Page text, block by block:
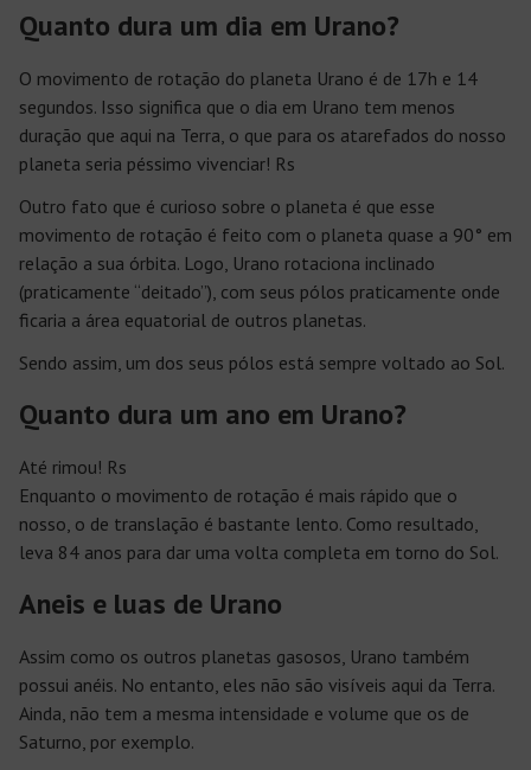
Quanto dura um dia em Urano?
O movimento de rotação do planeta Urano é de 17h e 14
segundos. Isso significa que o dia em Urano tem menos
duração que aqui na Terra, o que para os atarefados do nosso
planeta seria péssimo vivenciar! Rs
Outro fato que é curioso sobre o planeta é que esse
movimento de rotação é feito com o planeta quase a 90° em
relação a sua órbita. Logo, Urano rotaciona inclinado
(praticamente “deitado”), com seus pólos praticamente onde
ficaria a área equatorial de outros planetas.
Sendo assim, um dos seus pólos está sempre voltado ao Sol.
Quanto dura um ano em Urano?
Até rimou! Rs
Enquanto o movimento de rotação é mais rápido que o
nosso, o de translação é bastante lento. Como resultado,
leva 84 anos para dar uma volta completa em torno do Sol.
Aneis e luas de Urano
Assim como os outros planetas gasosos, Urano também
possui anéis. No entanto, eles não são visíveis aqui da Terra.
Ainda, não tem a mesma intensidade e volume que os de
Saturno, por exemplo.